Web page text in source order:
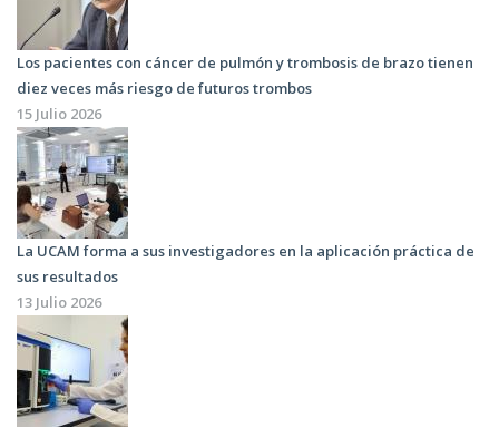
Los pacientes con cáncer de pulmón y trombosis de brazo tienen
diez veces más riesgo de futuros trombos
15 Julio 2026
La UCAM forma a sus investigadores en la aplicación práctica de
sus resultados
13 Julio 2026